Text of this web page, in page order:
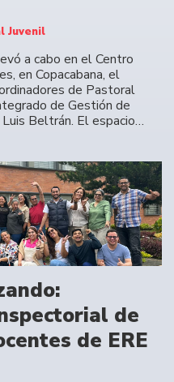
Juvenil
a cabo en el Centro
en Copacabana, el
de Pastoral
de Gestión de
Beltrán. El espacio…
de
de ERE